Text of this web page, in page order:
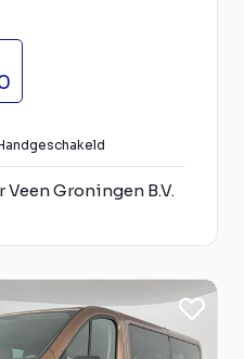
Groningen B.V.